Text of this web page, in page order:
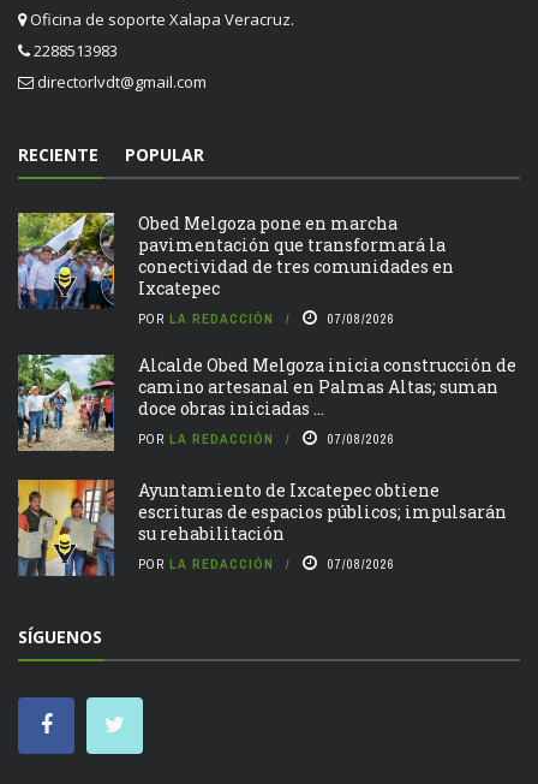
Oficina de soporte Xalapa Veracruz.
2288513983
directorlvdt@gmail.com
RECIENTE POPULAR
Obed Melgoza pone en marcha
pavimentación que transformará la
conectividad de tres comunidades en
Ixcatepec
POR LA REDACCIÓN 07/08/2026
Alcalde Obed Melgoza inicia construcción de
camino artesanal en Palmas Altas; suman
doce obras iniciadas ...
POR LA REDACCIÓN 07/08/2026
Ayuntamiento de Ixcatepec obtiene
escrituras de espacios públicos; impulsarán
su rehabilitación
POR LA REDACCIÓN 07/08/2026
SÍGUENOS